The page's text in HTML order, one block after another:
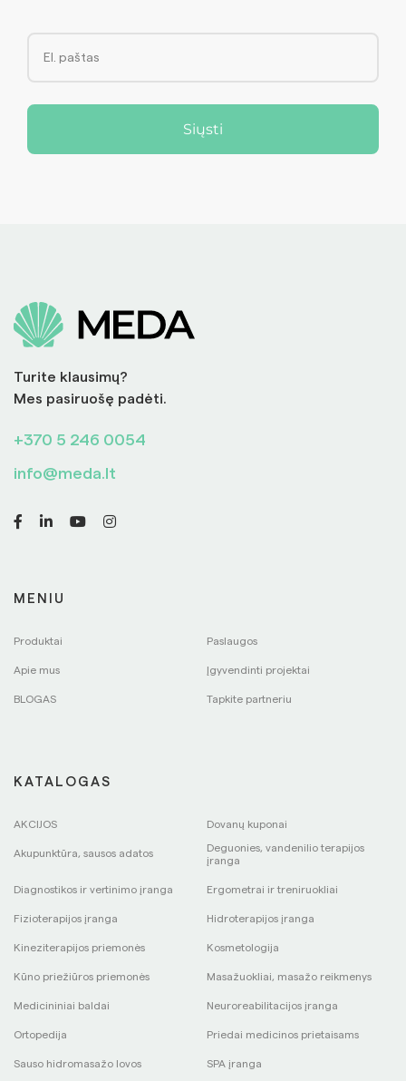
Siųsti
Turite klausimų?
Mes pasiruošę padėti.
+370 5 246 0054
info@meda.lt
MENIU
Produktai Paslaugos
Apie mus Įgyvendinti projektai
BLOGAS Tapkite partneriu
KATALOGAS
AKCIJOS Dovanų kuponai
Akupunktūra, sausos adatos
Deguonies, vandenilio terapijos
įranga
Diagnostikos ir vertinimo įranga Ergometrai ir treniruokliai
Fizioterapijos įranga Hidroterapijos įranga
Kineziterapijos priemonės Kosmetologija
Kūno priežiūros priemonės Masažuokliai, masažo reikmenys
Medicininiai baldai Neuroreabilitacijos įranga
Ortopedija Priedai medicinos prietaisams
Sauso hidromasažo lovos SPA įranga